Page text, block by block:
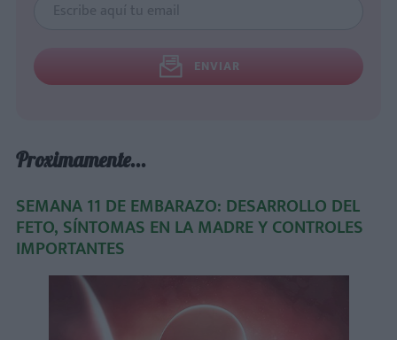
ENVIAR
Proximamente...
SEMANA 11 DE EMBARAZO: DESARROLLO DEL
FETO, SÍNTOMAS EN LA MADRE Y CONTROLES
IMPORTANTES